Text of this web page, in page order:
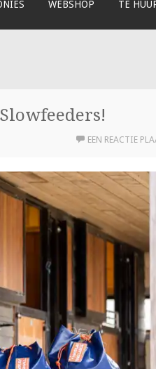
WEBSHOP TE
EEN REACTIE